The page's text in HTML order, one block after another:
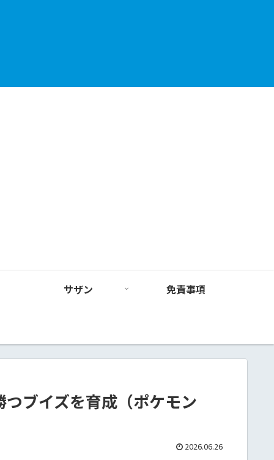
サザン 免責事項
ブイズを育成（ポケモン
2026.06.26